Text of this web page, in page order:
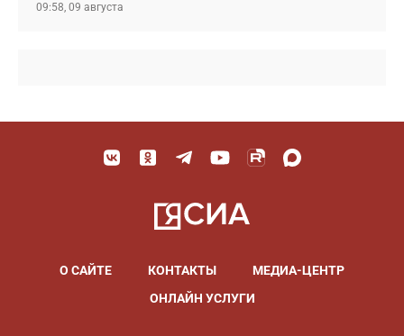
09:58, 09 августа
О САЙТЕ КОНТАКТЫ
МЕДИА-ЦЕНТР
ОНЛАЙН УСЛУГИ